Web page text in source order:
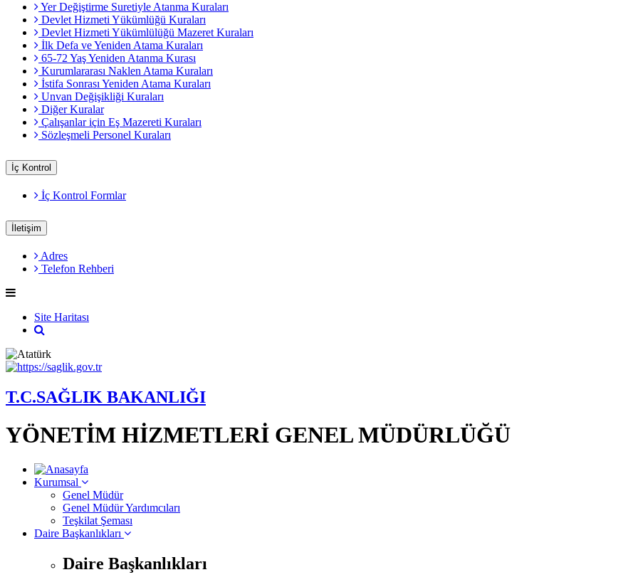
Yer Değiştirme Suretiyle Atanma Kuraları
Devlet Hizmeti Yükümlüğü Kuraları
Devlet Hizmeti Yükümlülüğü Mazeret Kuraları
İlk Defa ve Yeniden Atama Kuraları
65-72 Yaş Yeniden Atanma Kurası
Kurumlararası Naklen Atama Kuraları
İstifa Sonrası Yeniden Atama Kuraları
Unvan Değişikliği Kuraları
Diğer Kuralar
Çalışanlar için Eş Mazereti Kuraları
Sözleşmeli Personel Kuraları
İç Kontrol
İç Kontrol Formlar
İletişim
Adres
Telefon Rehberi
Site Haritası
T.C.SAĞLIK BAKANLIĞI
YÖNETİM HİZMETLERİ GENEL MÜDÜRLÜĞÜ
Kurumsal
Genel Müdür
Genel Müdür Yardımcıları
Teşkilat Şeması
Daire Başkanlıkları
Daire Başkanlıkları